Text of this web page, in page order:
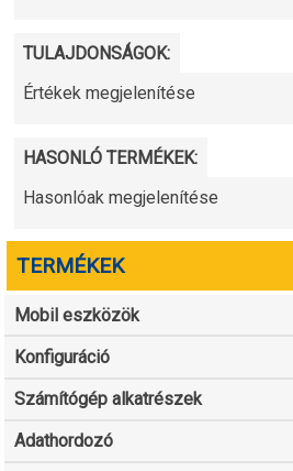
TULAJDONSÁGOK:
Értékek megjelenítése
HASONLÓ TERMÉKEK:
Hasonlóak megjelenítése
TERMÉKEK
Mobil eszközök
Konfiguráció
Számítógép alkatrészek
Adathordozó